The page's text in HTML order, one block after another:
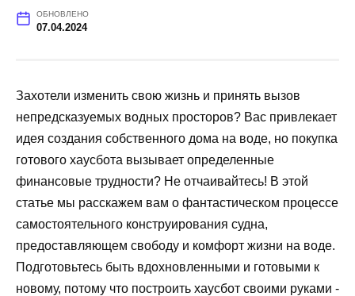
ОБНОВЛЕНО
07.04.2024
Захотели изменить свою жизнь и принять вызов
непредсказуемых водных просторов? Вас привлекает
идея создания собственного дома на воде, но покупка
готового хаусбота вызывает определенные
финансовые трудности? Не отчаивайтесь! В этой
статье мы расскажем вам о фантастическом процессе
самостоятельного конструирования судна,
предоставляющем свободу и комфорт жизни на воде.
Подготовьтесь быть вдохновленными и готовыми к
новому, потому что построить хаусбот своими руками -